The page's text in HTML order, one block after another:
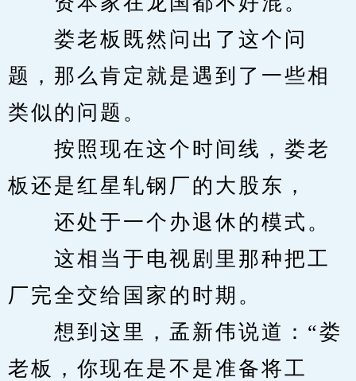
娄老板既然问出了这个问
题，那么肯定就是遇到了一些相
类似的问题。
按照现在这个时间线，娄老
板还是红星轧钢厂的大股东，
还处于一个办退休的模式。
这相当于电视剧里那种把工
厂完全交给国家的时期。
想到这里，孟新伟说道：“娄
老板，你现在是不是准备将工